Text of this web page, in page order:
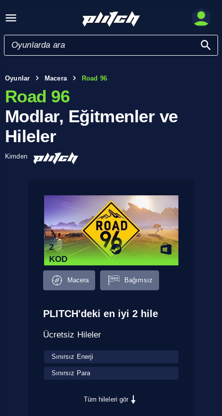
Oyunlar Macera Road 96
Road 96
Modlar, Eğitmenler ve
Hileler
Kimden
2
KOD
Macera Bağımsız
PLITCH'deki en iyi 2 hile
Ücretsiz Hileler
Sınırsız Enerji
Sınırsız Para
Tüm hileleri gör